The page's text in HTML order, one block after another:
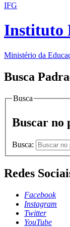
IFG
Instituto
Ministério da
Busca
Busca
Buscar no
Busca:
Redes
Facebook
Instagram
Twitter
YouTube